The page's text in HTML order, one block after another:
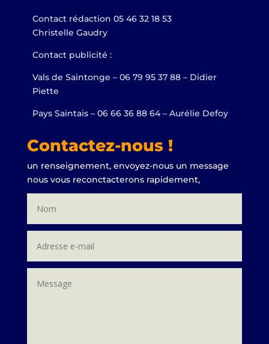
Contact rédaction 05 46 32 18 53
Christelle Gaudry
Contact publicité :
Vals de Saintonge – 06 79 95 37 88 – Didier
Piette
Pays Saintais – 06 66 36 88 64 – Aurélie Defoy
Contactez-nous !
un renseignement, envoyez-nous un message
nous vous reconctacterons rapidement,